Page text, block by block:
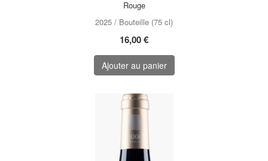
Rouge
2025 / Bouteille (75 cl)
16,00 €
Ajouter au panier